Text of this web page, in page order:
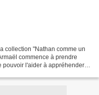
collection "Nathan comme un
commence à prendre
l'aider à appréhender et